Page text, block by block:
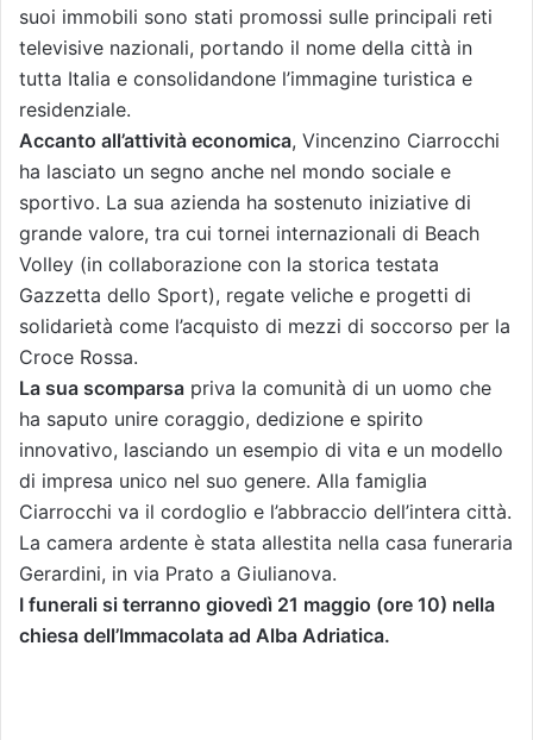
suoi immobili sono stati promossi sulle principali reti
televisive nazionali, portando il nome della città in
tutta Italia e consolidandone l’immagine turistica e
residenziale.
Accanto all’attività economica, Vincenzino Ciarrocchi
ha lasciato un segno anche nel mondo sociale e
sportivo. La sua azienda ha sostenuto iniziative di
grande valore, tra cui tornei internazionali di Beach
Volley (in collaborazione con la storica testata
Gazzetta dello Sport), regate veliche e progetti di
solidarietà come l’acquisto di mezzi di soccorso per la
Croce Rossa.
La sua scomparsa priva la comunità di un uomo che
ha saputo unire coraggio, dedizione e spirito
innovativo, lasciando un esempio di vita e un modello
di impresa unico nel suo genere. Alla famiglia
Ciarrocchi va il cordoglio e l’abbraccio dell’intera città.
La camera ardente è stata allestita nella casa funeraria
Gerardini, in via Prato a Giulianova.
I funerali si terranno giovedì 21 maggio (ore 10) nella
chiesa dell’Immacolata ad Alba Adriatica.